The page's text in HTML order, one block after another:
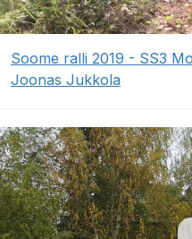
Soome ralli 2019 - SS3
Joonas Jukkola